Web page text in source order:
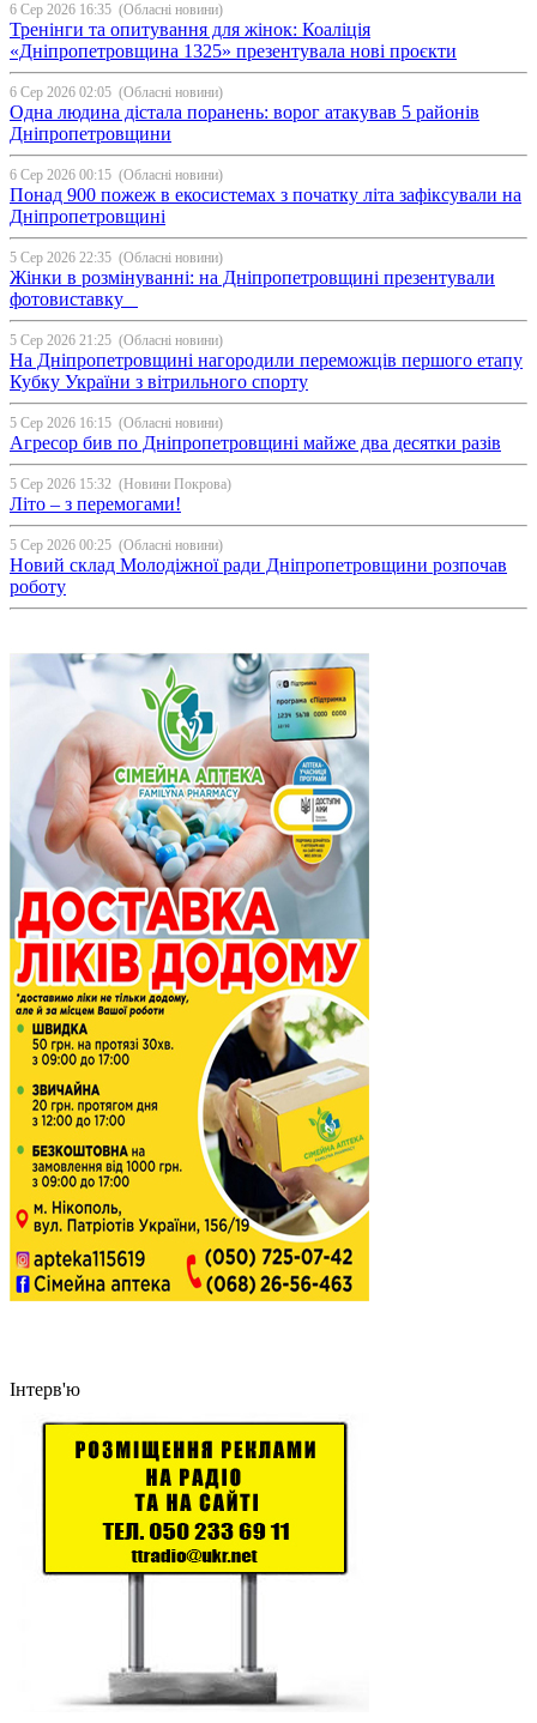
6 Сер 2026 16:35 (Обласні новини)
Тренінги та опитування для жінок: Коаліція
«Дніпропетровщина 1325» презентувала нові проєкти
6 Сер 2026 02:05 (Обласні новини)
Одна людина дістала поранень: ворог атакував 5 районів
Дніпропетровщини
6 Сер 2026 00:15 (Обласні новини)
Понад 900 пожеж в екосистемах з початку літа зафіксували на
Дніпропетровщині
5 Сер 2026 22:35 (Обласні новини)
Жінки в розмінуванні: на Дніпропетровщині презентували
фотовиставку
5 Сер 2026 21:25 (Обласні новини)
На Дніпропетровщині нагородили переможців першого етапу
Кубку України з вітрильного спорту
5 Сер 2026 16:15 (Обласні новини)
Агресор бив по Дніпропетровщині майже два десятки разів
5 Сер 2026 15:32 (Новини Покрова)
Літо – з перемогами!
5 Сер 2026 00:25 (Обласні новини)
Новий склад Молодіжної ради Дніпропетровщини розпочав
роботу
Інтерв'ю